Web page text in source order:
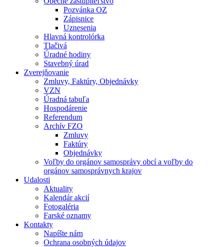
Pozvánka OZ
Zápisnice
Uznesenia
Hlavná kontrolórka
Tlačivá
Úradné hodiny
Stavebný úrad
Zverejňovanie
Zmluvy, Faktúry, Objednávky
VZN
Úradná tabuľa
Hospodárenie
Referendum
Archív FZO
Zmluvy
Faktúry
Objednávky
Voľby do orgánov samosprávy obcí a voľby do
orgánov samosprávnych krajov
Udalosti
Aktuality
Kalendár akcií
Fotogaléria
Farské oznamy
Kontakty
Napíšte nám
Ochrana osobných údajov